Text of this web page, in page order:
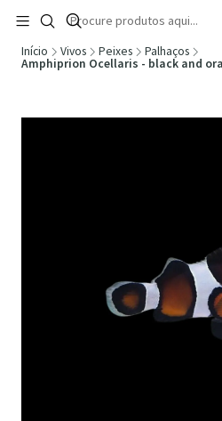
🚚 Portugal Continental: Portes Grátis
Ler mais
Início Vivos Peixes
Palhaços
Amphiprion Ocellaris - black and